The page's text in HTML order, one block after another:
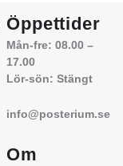
Öppettider
Mån-fre: 08.00 –
17.00
Lör-sön: Stängt
info@posterium.se
Om